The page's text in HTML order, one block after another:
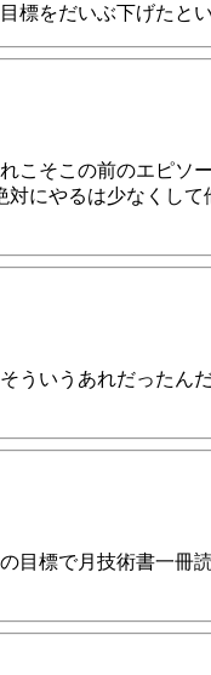
標をだいぶ下げたと
こそこの前のエピソ
にやるは少なくして
ういうあれだったん
目標で月技術書一冊